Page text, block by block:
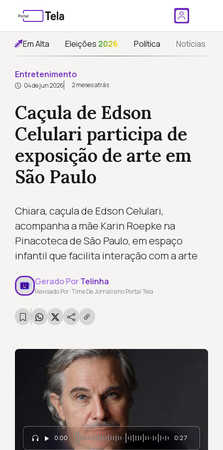
Em Alta Eleições 2026 Política Notícias
Entretenimento
04 de jun 2026 2 meses atrás
Caçula de Edson
Celulari participa de
exposição de arte em
São Paulo
Chiara, caçula de Edson Celulari,
acompanha a mãe Karin Roepke na
Pinacoteca de São Paulo, em espaço
infantil que facilita interação com a arte
Gerado PorTelinha
Revisado Por: Time De Jornalismo Portal Tela
0:00 0:27